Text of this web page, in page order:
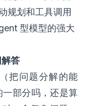
规划和工具调用
型模型的强大
答
把问题分解的能
部分吗，还是算